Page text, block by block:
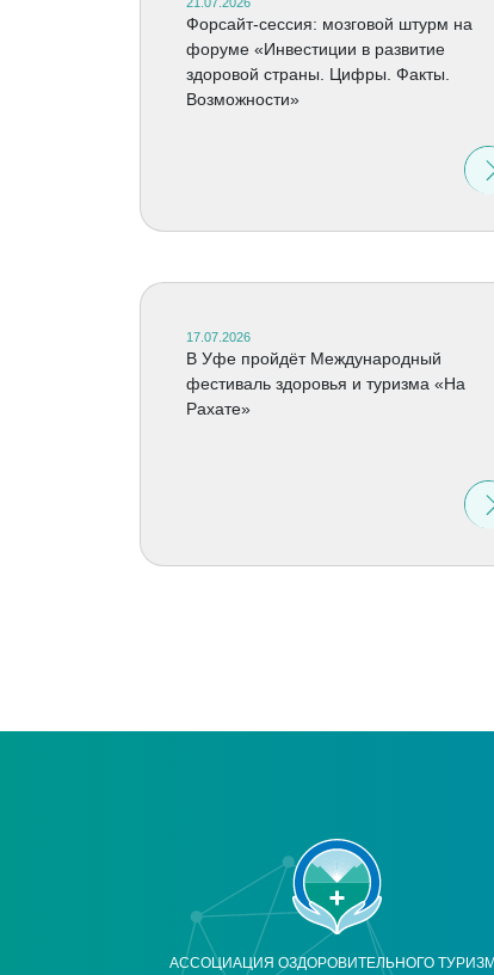
Форсайт-сессия: мозговой штурм на
форуме «Инвестиции в развитие
здоровой страны. Цифры. Факты.
Возможности»
17.07.2026
В Уфе пройдёт Международный
фестиваль здоровья и туризма «На
Рахате»
АССОЦИАЦИЯ ОЗДОРОВИТЕЛЬНОГО